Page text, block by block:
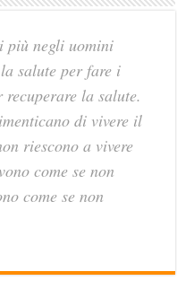
più negli uomini
salute per fare i
la salute.
di vivere il
riescono a vivere
come se non
come se non